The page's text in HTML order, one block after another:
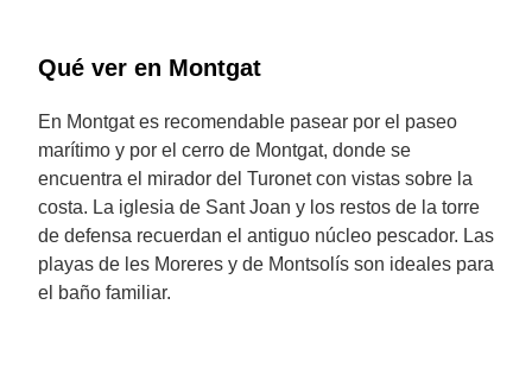
Qué ver en Montgat
En Montgat es recomendable pasear por el paseo
marítimo y por el cerro de Montgat, donde se
encuentra el mirador del Turonet con vistas sobre la
costa. La iglesia de Sant Joan y los restos de la torre
de defensa recuerdan el antiguo núcleo pescador. Las
playas de les Moreres y de Montsolís son ideales para
el baño familiar.